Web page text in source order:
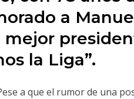
a
la Liga”.
a que el rumor de una